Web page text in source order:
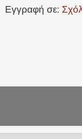
Εγγραφή σε: